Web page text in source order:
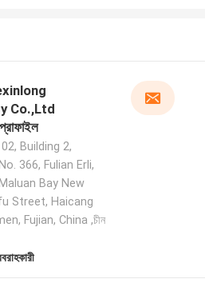
Building 2,
366, Fulian Erli,
Bay New
Street, Haicang
Fujian, China ,চীন